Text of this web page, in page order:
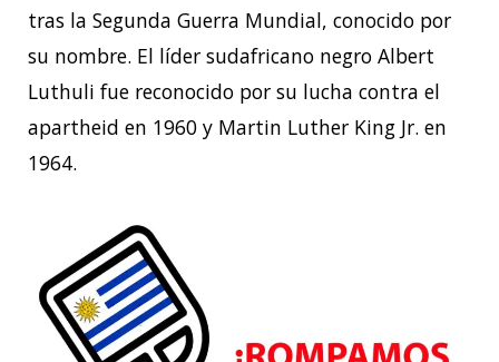
tras la Segunda Guerra Mundial, conocido por
su nombre. El líder sudafricano negro Albert
Luthuli fue reconocido por su lucha contra el
apartheid en 1960 y Martin Luther King Jr. en
1964.